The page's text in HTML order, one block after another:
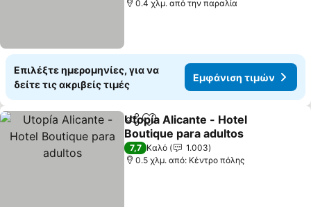
0.4 χλμ. από την παραλία
Επιλέξτε ημερομηνίες, για να
δείτε τις ακριβείς τιμές
Εμφάνιση τιμών
Κοινοποίηση
Προσθήκη στα αγαπημένα
Utopía Alicante - Hotel
Boutique para adultos
7,7 Καλό
1.003
0.5 χλμ. από: Κέντρο πόλης